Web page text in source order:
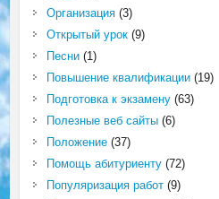
Организация(3)
Открытый урок(9)
Песни(1)
Повышение квалификации(19)
Подготовка к экзамену(63)
Полезные веб сайты(6)
Положение(37)
Помощь абитуриенту(72)
Популяризация работ(9)